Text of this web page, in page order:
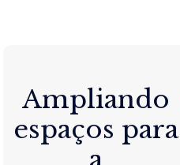
Ampliando
espaços para